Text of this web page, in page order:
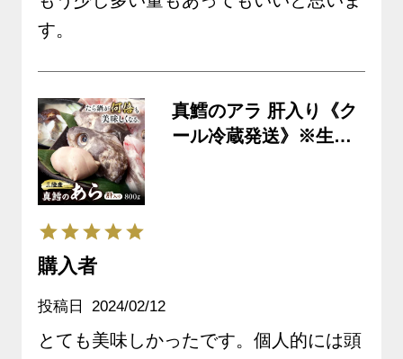
す。
真鱈のアラ 肝入り《ク
ール冷蔵発送》※生鮮
購入者
投稿日 2024/02/12
とても美味しかったです。個人的には頭